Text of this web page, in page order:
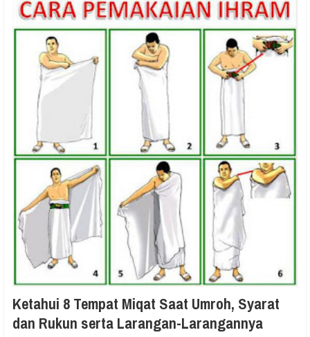
Ketahui 8 Tempat Miqat Saat Umroh, Syarat
dan Rukun serta Larangan-Larangannya